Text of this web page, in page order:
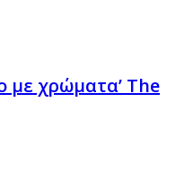
με χρώματα’ The